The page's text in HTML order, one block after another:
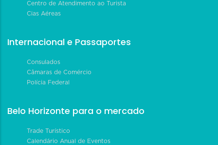
Centro de Atendimento ao Turista
Cias Aéreas
Internacional e Passaportes
Consulados
Câmaras de Comércio
Polícia Federal
Belo Horizonte para o mercado
Trade Turístico
Calendário Anual de Eventos